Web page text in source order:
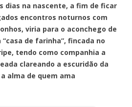
dias na nascente, a fim de ficar
encontros noturnos com
viria para o aconchego de
de farinha”, fincada no
tendo como companhia a
clareando a escuridão da
alma de quem ama